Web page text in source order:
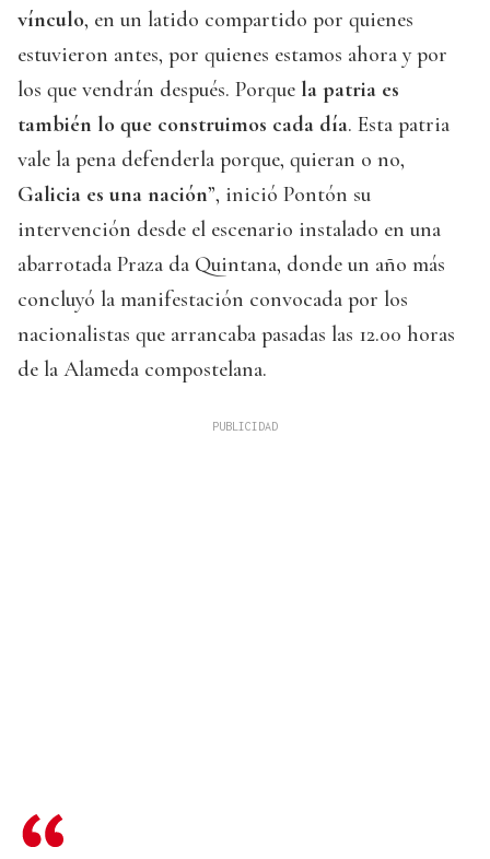
vínculo, en un latido compartido por quienes
estuvieron antes, por quienes estamos ahora y por
los que vendrán después. Porque la patria es
también lo que construimos cada día. Esta patria
vale la pena defenderla porque, quieran o no,
Galicia es una nación”, inició Pontón su
intervención desde el escenario instalado en una
abarrotada Praza da Quintana, donde un año más
concluyó la manifestación convocada por los
nacionalistas que arrancaba pasadas las 12.00 horas
de la Alameda compostelana.